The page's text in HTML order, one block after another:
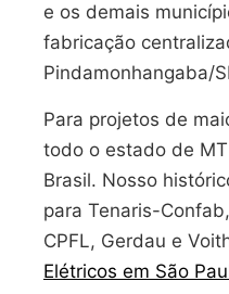
e os demais
fabricação
Pindamonhangaba/
Para projetos de
todo o estado de
Brasil. Nosso
para Tenaris-
CPFL, Gerdau e
Elétricos em São